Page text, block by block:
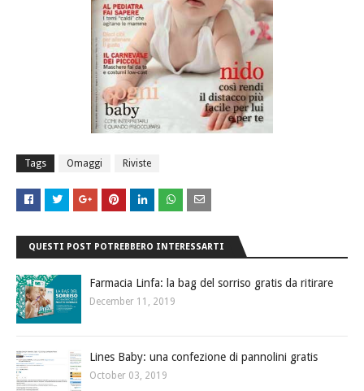
Tags Omaggi Riviste
QUESTI POST POTREBBERO INTERESSARTI
Farmacia Linfa: la bag del sorriso gratis da ritirare
December 11, 2019
Lines Baby: una confezione di pannolini gratis
October 03, 2019